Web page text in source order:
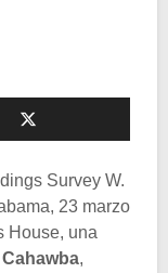
Survey W.
23 marzo
House, una
,